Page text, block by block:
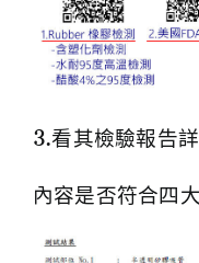
3.看其檢驗報告
內容是否符合四